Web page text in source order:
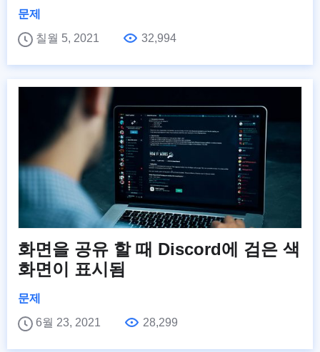
문제
칠월 5, 2021
32,994
화면을 공유 할 때 Discord에 검은 색
화면이 표시됨
문제
6월 23, 2021
28,299